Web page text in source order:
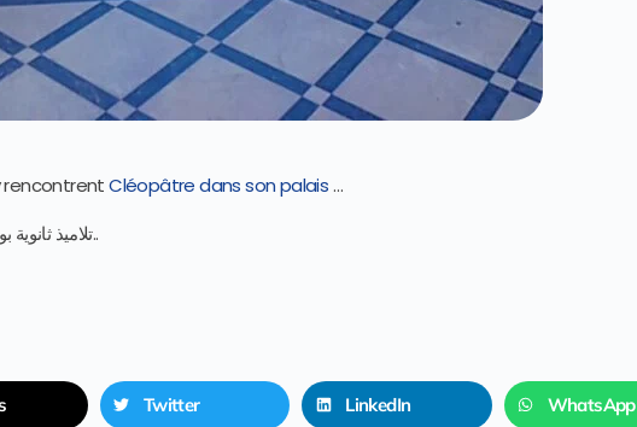
rencontrentCléopâtre dans son palais…
تلاميذ..
Twitter LinkedIn WhatsApp